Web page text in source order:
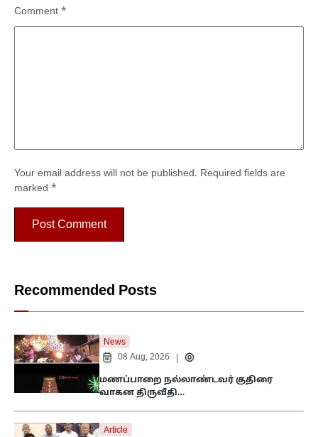
Your email address will not be published. Required fields are
marked *
Comment *
Recommended Posts
News
08 Aug, 2026
மணப்பாறை நல்லாண்டவர் குதிரை
வாகன திருவீதி…
Article